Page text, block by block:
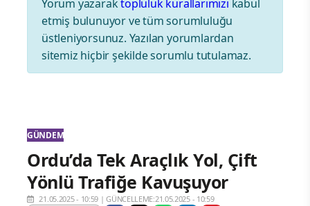
Yorum yazaraktopluluk kurallarımızı kabul
etmiş bulunuyor ve tüm sorumluluğu
üstleniyorsunuz. Yazılan yorumlardan
sitemiz hiçbir şekilde sorumlu tutulamaz.
GÜNDEM
Ordu’da Tek Araçlık Yol, Çift
Yönlü Trafiğe Kavuşuyor
21.05.2025 - 10:59 |GÜNCELLEME:21.05.2025 - 10:59